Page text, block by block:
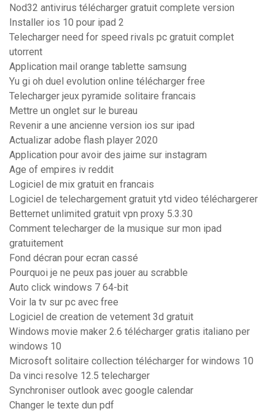
Nod32 antivirus télécharger gratuit complete version
Installer ios 10 pour ipad 2
Telecharger need for speed rivals pc gratuit complet
utorrent
Application mail orange tablette samsung
Yu gi oh duel evolution online télécharger free
Telecharger jeux pyramide solitaire francais
Mettre un onglet sur le bureau
Revenir a une ancienne version ios sur ipad
Actualizar adobe flash player 2020
Application pour avoir des jaime sur instagram
Age of empires iv reddit
Logiciel de mix gratuit en francais
Logiciel de telechargement gratuit ytd video téléchargerer
Betternet unlimited gratuit vpn proxy 5.3.30
Comment telecharger de la musique sur mon ipad
gratuitement
Fond décran pour ecran cassé
Pourquoi je ne peux pas jouer au scrabble
Auto click windows 7 64-bit
Voir la tv sur pc avec free
Logiciel de creation de vetement 3d gratuit
Windows movie maker 2.6 télécharger gratis italiano per
windows 10
Microsoft solitaire collection télécharger for windows 10
Da vinci resolve 12.5 telecharger
Synchroniser outlook avec google calendar
Changer le texte dun pdf